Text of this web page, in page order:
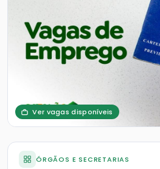
Ver vagas disponíveis
ÓRGÃOS E SECRETARIAS